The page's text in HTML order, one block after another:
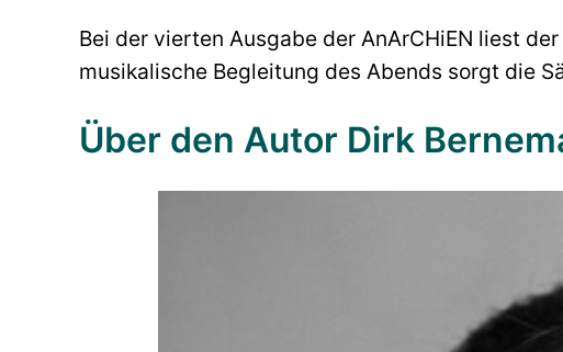
Bei der vierten Ausgabe der AnArCHiEN liest
musikalische Begleitung des Abends sorgt die
Über den Autor Dirk